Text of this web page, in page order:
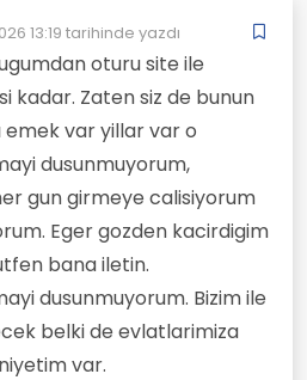
13:19 tarihinde yazdı
oturu site ile
kadar. Zaten siz de bunun
emek var yillar var o
dusunmuyorum,
gun girmeye calisiyorum
Eger gozden kacirdigim
bana iletin.
dusunmuyorum. Bizim ile
belki de evlatlarimiza
var.